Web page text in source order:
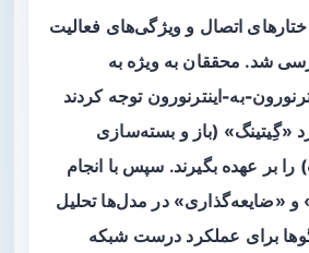
اتصال و ویژگی‌های فعالیت
شد. محققان به ویژه به
به-اینترنورون توجه کردند
«گِیتینگ» (باز و بسته‌سازی
بر عهده بگیرند. سپس با انجام
و «ضایعه‌گذاری» در مدل‌ها تحلیل
برای عملکرد درست شبکه